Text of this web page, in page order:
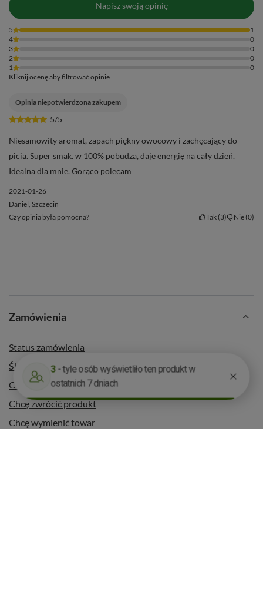
Napisz swoją opinię
5
1
4
0
3
0
2
0
1
0
Kliknij ocenę aby filtrować opinie
5/5
Opinia niepotwierdzona zakupem
Niesamowity aromat, zapach piękny owocowy i zachęcający do
picia. Super smak. w 100% pobudza, daje energię na cały dzień.
Idealna dla mnie. Gorąco polecam
2021-01-26
Daniel, Szczecin
Czy opinia była pomocna?
Tak 3 Nie 0
Zamówienia
Status zamówienia
Śledzenie przesyłki
Chcę zareklamować produkt
Chcę zwrócić produkt
Chcę wymienić towar